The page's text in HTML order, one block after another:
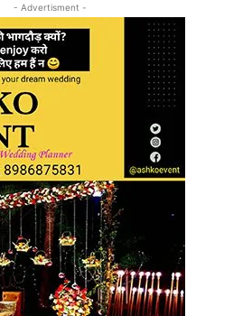
- Advertisment -